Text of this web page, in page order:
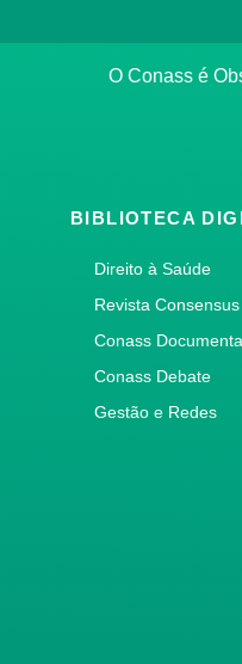
O Conass é
BIBLIOTECA
Direito à Saúde
Revista Consensus
Conass Documenta
Conass Debate
Gestão e Redes